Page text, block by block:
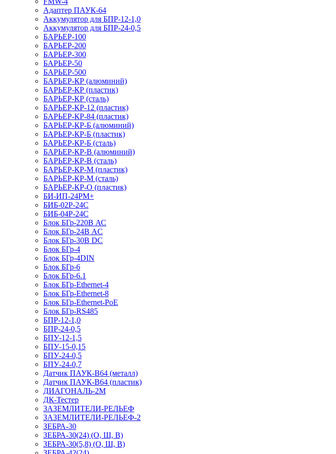
Адаптер ПАУК-64
Аккумулятор для БПР-12-1,0
Аккумулятор для БПР-24-0,5
БАРЬЕР-100
БАРЬЕР-200
БАРЬЕР-300
БАРЬЕР-50
БАРЬЕР-500
БАРЬЕР-КР (алюминий)
БАРЬЕР-КР (пластик)
БАРЬЕР-КР (сталь)
БАРЬЕР-КР-12 (пластик)
БАРЬЕР-КР-84 (пластик)
БАРЬЕР-КР-Б (алюминий)
БАРЬЕР-КР-Б (пластик)
БАРЬЕР-КР-Б (сталь)
БАРЬЕР-КР-В (алюминий)
БАРЬЕР-КР-В (сталь)
БАРЬЕР-КР-М (пластик)
БАРЬЕР-КР-М (сталь)
БАРЬЕР-КР-О (пластик)
БИ-ИП-24РМ+
БИБ-02Р-24С
БИБ-04Р-24С
Блок БГр-220В АС
Блок БГр-24В AC
Блок БГр-30В DC
Блок БГр-4
Блок БГр-4DIN
Блок БГр-6
Блок БГр-6.1
Блок БГр-Ethernet-4
Блок БГр-Ethernet-8
Блок БГр-Ethernet-PoE
Блок БГр-RS485
БПР-12-1,0
БПР-24-0,5
БПУ-12-1,5
БПУ-15-0,15
БПУ-24-0,5
БПУ-24-0,7
Датчик ПАУК-В64 (металл)
Датчик ПАУК-В64 (пластик)
ДИАГОНАЛЬ-2М
ДК-Тестер
ЗАЗЕМЛИТЕЛИ-РЕЛЬЕФ
ЗАЗЕМЛИТЕЛИ-РЕЛЬЕФ-2
ЗЕБРА-30
ЗЕБРА-30(24) (О, Ш, В)
ЗЕБРА-30(5,8) (О, Ш, В)